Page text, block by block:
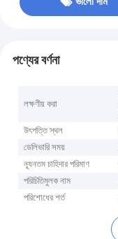
পণ্যের বর্ণনা
লক্ষণীয় করা
উৎপত্তি স্থল
ডেলিভারি সময়
ন্যূনতম চাহিদার পরিমাণ
পরিচিতিমুলক নাম
পরিশোধের শর্ত